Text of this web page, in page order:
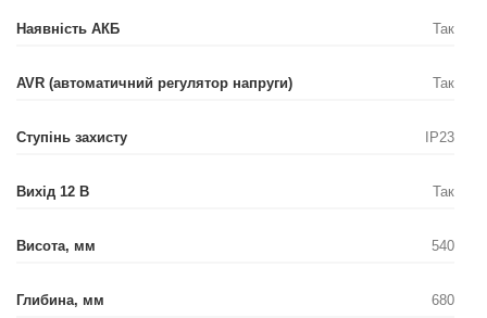
Наявність АКБ Так
AVR (автоматичний регулятор напруги) Так
Ступінь захисту IP23
Вихід 12 В Так
Висота, мм 540
Глибина, мм 680